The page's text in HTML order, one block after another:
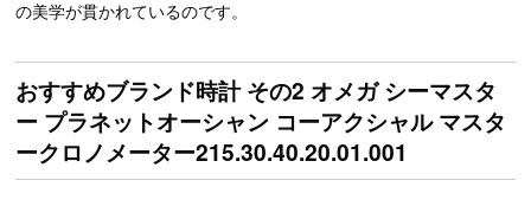
の美学が貫かれているのです。
おすすめブランド時計 その2 オメガ シーマスタ
ー プラネットオーシャン コーアクシャル マスタ
ークロノメーター215.30.40.20.01.001